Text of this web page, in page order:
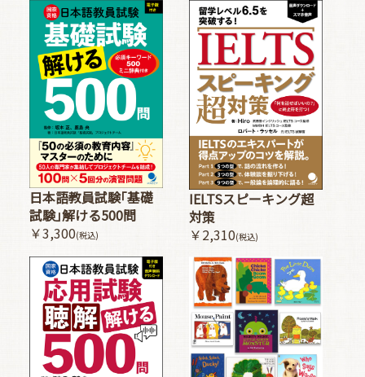
日本語教員試験｢基礎
試験｣解ける500問
￥3,300(税込)
IELTSスピーキング超
対策
￥2,310(税込)